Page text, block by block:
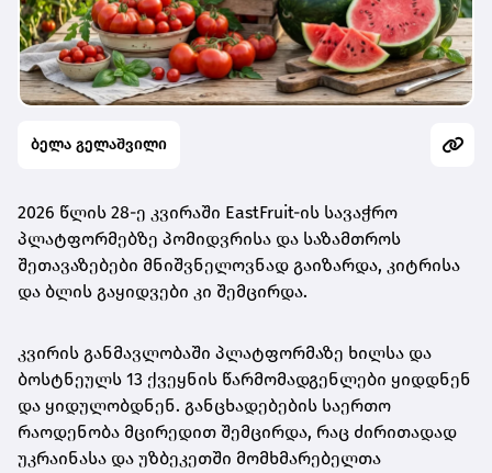
ბელა გელაშვილი
2026 წლის 28-ე კვირაში EastFruit-ის სავაჭრო
პლატფორმებზე პომიდვრისა და საზამთროს
შეთავაზებები მნიშვნელოვნად გაიზარდა, კიტრისა
და ბლის გაყიდვები კი შემცირდა.
კვირის განმავლობაში პლატფორმაზე ხილსა და
ბოსტნეულს 13 ქვეყნის წარმომადგენლები ყიდდნენ
და ყიდულობდნენ. განცხადებების საერთო
რაოდენობა მცირედით შემცირდა, რაც ძირითადად
უკრაინასა და უზბეკეთში მომხმარებელთა